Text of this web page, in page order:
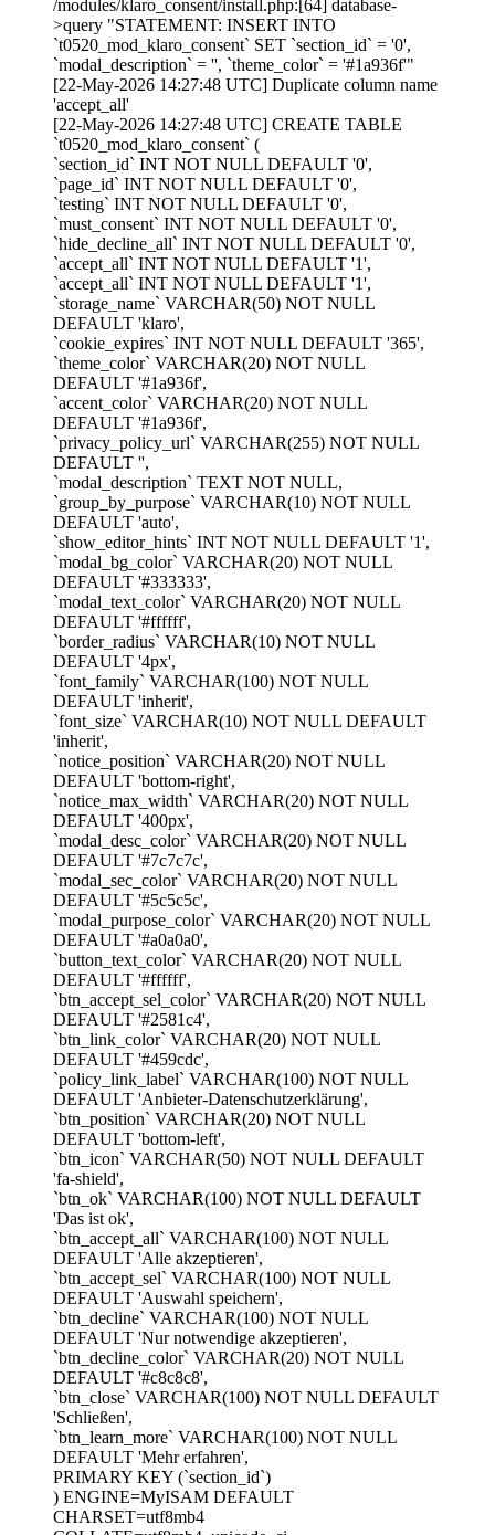
/modules/klaro_consent/install.php:[64] database-
>query "STATEMENT: INSERT INTO
`t0520_mod_klaro_consent` SET `section_id` = '0',
`modal_description` = '', `theme_color` = '#1a936f'"
[22-May-2026 14:27:48 UTC] Duplicate column name
'accept_all'
[22-May-2026 14:27:48 UTC] CREATE TABLE
`t0520_mod_klaro_consent` (
`section_id` INT NOT NULL DEFAULT '0',
`page_id` INT NOT NULL DEFAULT '0',
`testing` INT NOT NULL DEFAULT '0',
`must_consent` INT NOT NULL DEFAULT '0',
`hide_decline_all` INT NOT NULL DEFAULT '0',
`accept_all` INT NOT NULL DEFAULT '1',
`accept_all` INT NOT NULL DEFAULT '1',
`storage_name` VARCHAR(50) NOT NULL
DEFAULT 'klaro',
`cookie_expires` INT NOT NULL DEFAULT '365',
`theme_color` VARCHAR(20) NOT NULL
DEFAULT '#1a936f',
`accent_color` VARCHAR(20) NOT NULL
DEFAULT '#1a936f',
`privacy_policy_url` VARCHAR(255) NOT NULL
DEFAULT '',
`modal_description` TEXT NOT NULL,
`group_by_purpose` VARCHAR(10) NOT NULL
DEFAULT 'auto',
`show_editor_hints` INT NOT NULL DEFAULT '1',
`modal_bg_color` VARCHAR(20) NOT NULL
DEFAULT '#333333',
`modal_text_color` VARCHAR(20) NOT NULL
DEFAULT '#ffffff',
`border_radius` VARCHAR(10) NOT NULL
DEFAULT '4px',
`font_family` VARCHAR(100) NOT NULL
DEFAULT 'inherit',
`font_size` VARCHAR(10) NOT NULL DEFAULT
'inherit',
`notice_position` VARCHAR(20) NOT NULL
DEFAULT 'bottom-right',
`notice_max_width` VARCHAR(20) NOT NULL
DEFAULT '400px',
`modal_desc_color` VARCHAR(20) NOT NULL
DEFAULT '#7c7c7c',
`modal_sec_color` VARCHAR(20) NOT NULL
DEFAULT '#5c5c5c',
`modal_purpose_color` VARCHAR(20) NOT NULL
DEFAULT '#a0a0a0',
`button_text_color` VARCHAR(20) NOT NULL
DEFAULT '#ffffff',
`btn_accept_sel_color` VARCHAR(20) NOT NULL
DEFAULT '#2581c4',
`btn_link_color` VARCHAR(20) NOT NULL
DEFAULT '#459cdc',
`policy_link_label` VARCHAR(100) NOT NULL
DEFAULT 'Anbieter-Datenschutzerklärung',
`btn_position` VARCHAR(20) NOT NULL
DEFAULT 'bottom-left',
`btn_icon` VARCHAR(50) NOT NULL DEFAULT
'fa-shield',
`btn_ok` VARCHAR(100) NOT NULL DEFAULT
'Das ist ok',
`btn_accept_all` VARCHAR(100) NOT NULL
DEFAULT 'Alle akzeptieren',
`btn_accept_sel` VARCHAR(100) NOT NULL
DEFAULT 'Auswahl speichern',
`btn_decline` VARCHAR(100) NOT NULL
DEFAULT 'Nur notwendige akzeptieren',
`btn_decline_color` VARCHAR(20) NOT NULL
DEFAULT '#c8c8c8',
`btn_close` VARCHAR(100) NOT NULL DEFAULT
'Schließen',
`btn_learn_more` VARCHAR(100) NOT NULL
DEFAULT 'Mehr erfahren',
PRIMARY KEY (`section_id`)
) ENGINE=MyISAM DEFAULT
CHARSET=utf8mb4